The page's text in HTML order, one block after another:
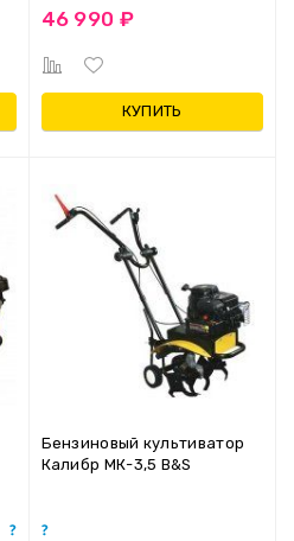
46 990 ₽
КУПИТЬ
Бензиновый культиватор
Калибр МК-3,5 B&S